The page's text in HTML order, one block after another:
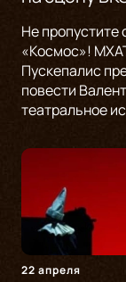
Не пропустите
«Космос»!
Пускепалис
повести
театральное
22 апреля